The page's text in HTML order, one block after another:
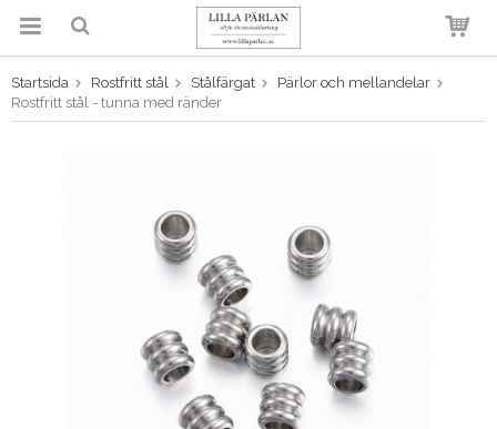
Produkten har blivit tillagd i
varukorgen
Startsida Rostfritt stål Stålfärgat
Pärlor och mellandelar
Rostfritt stål - tunna med ränder